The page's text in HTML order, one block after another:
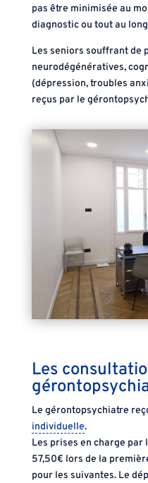
pas être minimisée au
diagnostic ou tout au
Les seniors souffrant de
neurodégénératives,
(dépression, troubles
reçus par le
Les
Le gérontopsychiatre
individuelle.
Les prises en charge par
57,50€ lors de la
pour les suivantes. Le